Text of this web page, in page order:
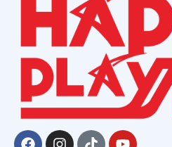
Facebook
Instagram
TiktokYoutube